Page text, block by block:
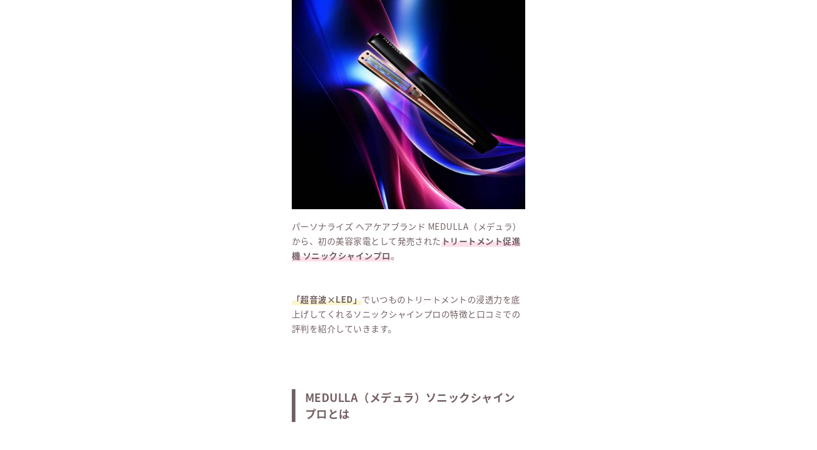
パーソナライズ ヘアケアブランド MEDULLA（メデュラ）
から、初の美容家電として発売されたトリートメント促進
機 ソニックシャインプロ。
「超音波×LED」でいつものトリートメントの浸透力を底
上げしてくれるソニックシャインプロの特徴と口コミでの
評判を紹介していきます。
MEDULLA（メデュラ）ソニックシャイン
プロとは